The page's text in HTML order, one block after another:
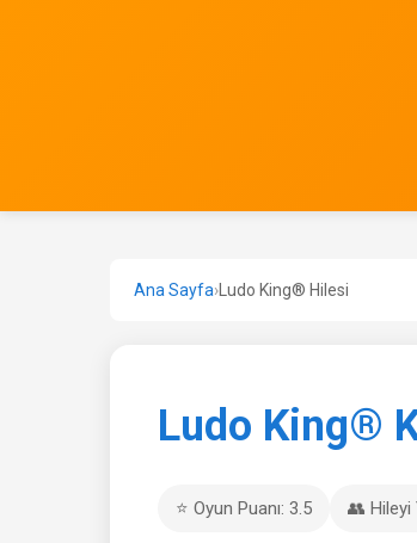
Ana Sayfa› Ludo King® Hilesi
Ludo King®
⭐ Oyun Puanı: 3.5 👥 Hileyi